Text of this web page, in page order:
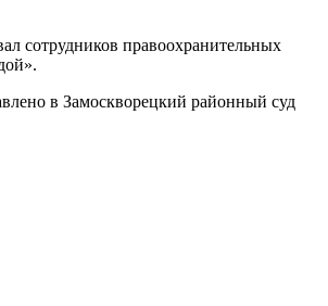
сотрудников правоохранительных
в Замоскворецкий районный суд